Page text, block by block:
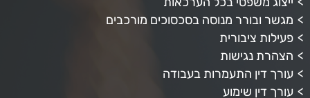
מגשר ובורר מנוסה בסכסוכים מורכבים
פעילות ציבורית
הצהרת נגישות
עורך דין התעמרות בעבודה
עורך דין שימוע